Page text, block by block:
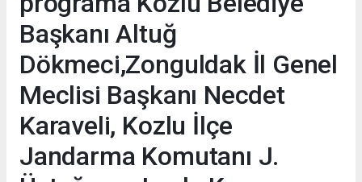
Başkanı Altuğ
Dökmeci,Zonguldak İl Genel
Meclisi Başkanı Necdet
Karaveli, Kozlu İlçe
Jandarma Komutanı J.